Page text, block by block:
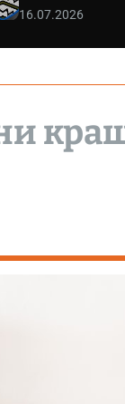
16.07.2026